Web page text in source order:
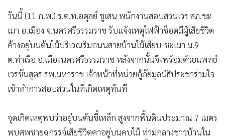
Cyber BIZ
• ผู้จัดกวน
• Good health & Well-being
Green Innovation & SD
Management & HR
MGR Live
• การเมือง
• ท่องเที่ยว
วันนี้ (11 ก.พ.) ร.ต.ท.อดุลย์ ชูเสน พนักงานสอบสวนเวร สภ.ชะ
เมา อ.เมือง จ.นครศรีธรรมราช รับแจ้งเหตุไฟฟ้าช็อตมีผู้เสียชีวิต
ค้างอยู่บนต้นไม้บริเวณริมถนนสายบ้านไม้เสียบ-ชะเมา ม.9
ต.ท่าเรือ อ.เมืองนครศรีธรรมราช หลังจากนั้นจึงพร้อมด้วยแพทย์
เวรชันสูตร รพ.มหาราช เจ้าหน้าที่หน่วยกู้ภัยมูลนิธิประชาร่วมใจ
เข้าทำการสอบสวนในที่เกิดเหตุทันที
จุดเกิดเหตุพบว่าอยู่บนต้นขี้เหล็ก สูงจากพื้นดินประมาณ 7 เมตร
พบศพชายฉกรรจ์เสียชีวิตคาอยู่บนคบไม้ ท่ามกลางชาวบ้านใน